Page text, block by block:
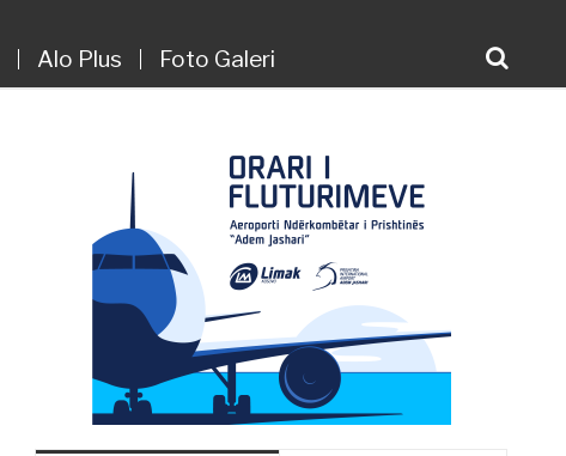
Alo Plus Foto Galeri